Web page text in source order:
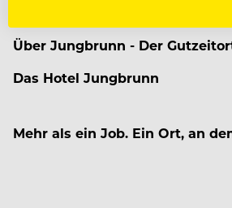
Über Jungbrunn - Der
Das Hotel Jungbrunn
Mehr als ein Job. Ein Ort, an